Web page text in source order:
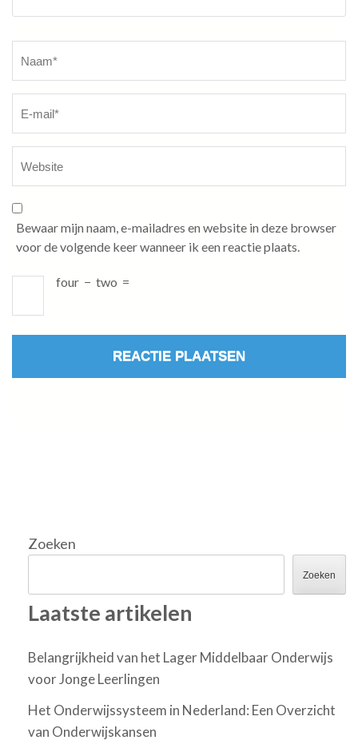
Bewaar mijn naam, e-mailadres en website in deze browser
voor de volgende keer wanneer ik een reactie plaats.
four − two =
Zoeken
Zoeken
Laatste artikelen
Belangrijkheid van het Lager Middelbaar Onderwijs
voor Jonge Leerlingen
Het Onderwijssysteem in Nederland: Een Overzicht
van Onderwijskansen